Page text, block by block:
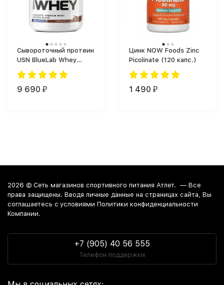
Сывороточный протеин
USN BlueLab Whey
(2000 г)
9 690 ₽
Цинк NOW Foods Zinc
Picolinate (120 капс.)
1 490 ₽
2026 © Сеть магазинов спортивного питания Атлет. — Все
права защищены. Вводя личные данные на страницах сайта, Вы
соглашаетесь c условиями Политики конфиденциальности
Компании.
+7 (905) 40 56 555
Телефон поддержки